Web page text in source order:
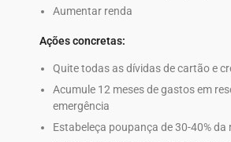
Aumentar renda
Ações concretas:
Quite todas as dívidas de cartão e
Acumule 12 meses de gastos em
emergência
Estabeleça poupança de 30-40% da